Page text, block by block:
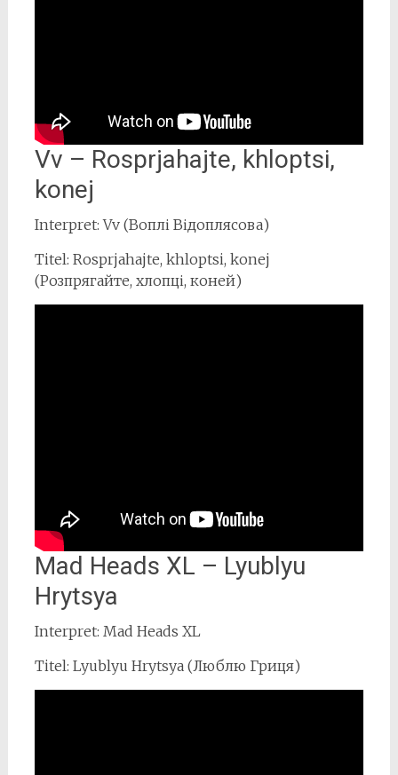
Vv – Rosprjahajte, khloptsi,
konej
Interpret: Vv (Воплі Відоплясова)
Titel: Rosprjahajte, khloptsi, konej
(Розпрягайте, хлопці, коней)
Mad Heads XL – Lyublyu
Hrytsya
Interpret: Mad Heads XL
Titel: Lyublyu Hrytsya (Люблю Гриця)